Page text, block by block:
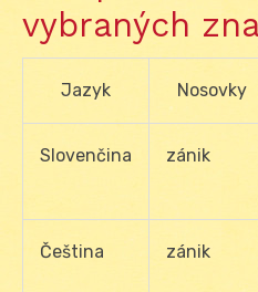
vybraných
Jazyk Nosovky
Slovenčina zánik
Čeština zánik